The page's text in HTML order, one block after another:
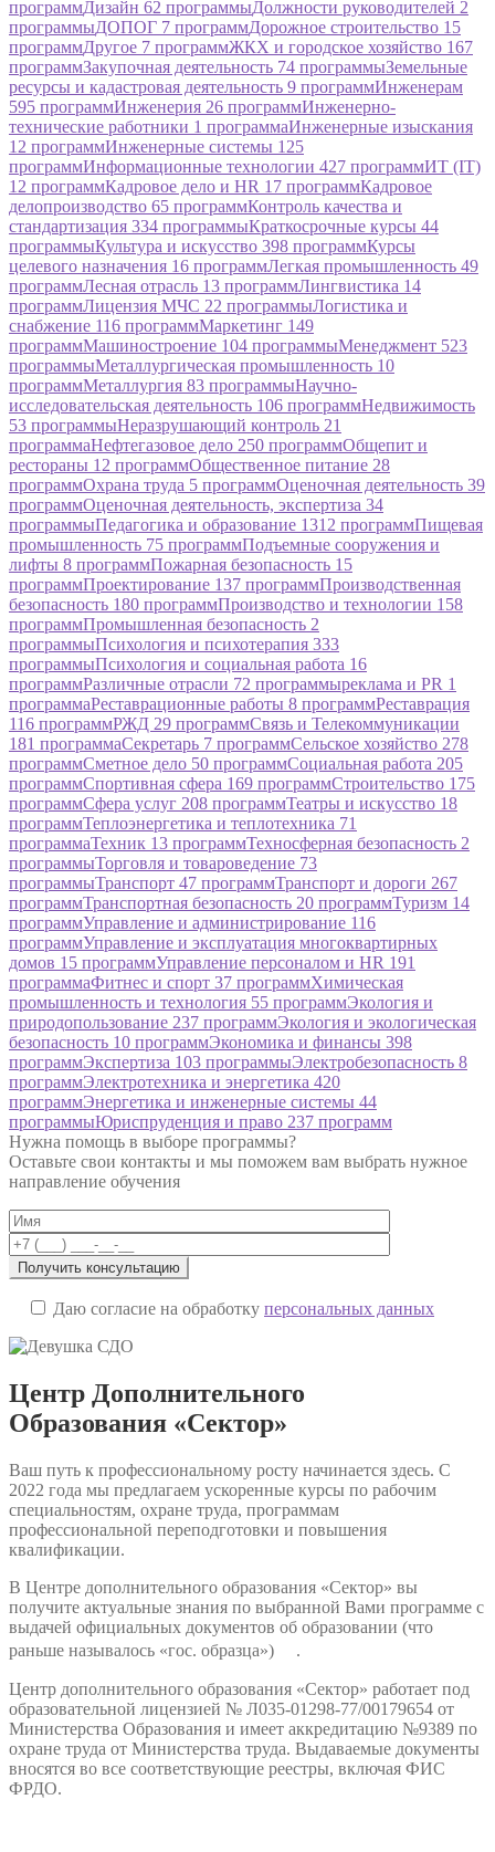
программДизайн 62 программыДолжности руководителей 2
программыДОПОГ 7 программДорожное строительство 15
программДругое 7 программЖКХ и городское хозяйство 167
программЗакупочная деятельность 74 программыЗемельные
ресурсы и кадастровая деятельность 9 программИнженерам
595 программИнженерия 26 программИнженерно-
технические работники 1 программаИнженерные изыскания
12 программИнженерные системы 125
программИнформационные технологии 427 программИТ (IT)
12 программКадровое дело и HR 17 программКадровое
делопроизводство 65 программКонтроль качества и
стандартизация 334 программыКраткосрочные курсы 44
программыКультура и искусство 398 программКурсы
целевого назначения 16 программЛегкая промышленность 49
программЛесная отрасль 13 программЛингвистика 14
программЛицензия МЧС 22 программыЛогистика и
снабжение 116 программМаркетинг 149
программМашиностроение 104 программыМенеджмент 523
программыМеталлургическая промышленность 10
программМеталлургия 83 программыНаучно-
исследовательская деятельность 106 программНедвижимость
53 программыНеразрушающий контроль 21
программаНефтегазовое дело 250 программОбщепит и
рестораны 12 программОбщественное питание 28
программОхрана труда 5 программОценочная деятельность 39
программОценочная деятельность, экспертиза 34
программыПедагогика и образование 1312 программПищевая
промышленность 75 программПодъемные сооружения и
лифты 8 программПожарная безопасность 15
программПроектирование 137 программПроизводственная
безопасность 180 программПроизводство и технологии 158
программПромышленная безопасность 2
программыПсихология и психотерапия 333
программыПсихология и социальная работа 16
программРазличные отрасли 72 программыреклама и PR 1
программаРеставрационные работы 8 программРеставрация
116 программРЖД 29 программСвязь и Телекоммуникации
181 программаСекретарь 7 программСельское хозяйство 278
программСметное дело 50 программСоциальная работа 205
программСпортивная сфера 169 программСтроительство 175
программСфера услуг 208 программТеатры и искусство 18
программТеплоэнергетика и теплотехника 71
программаТехник 13 программТехносферная безопасность 2
программыТорговля и товароведение 73
программыТранспорт 47 программТранспорт и дороги 267
программТранспортная безопасность 20 программТуризм 14
программУправление и администрирование 116
программУправление и эксплуатация многоквартирных
домов 15 программУправление персоналом и HR 191
программаФитнес и спорт 37 программХимическая
промышленность и технология 55 программЭкология и
природопользование 237 программЭкология и экологическая
безопасность 10 программЭкономика и финансы 398
программЭкспертиза 103 программыЭлектробезопасность 8
программЭлектротехника и энергетика 420
программЭнергетика и инженерные системы 44
программыЮриспруденция и право 237 программ
Нужна помощь в выборе программы?
Оставьте свои контакты и мы поможем вам выбрать нужное
направление обучения
Даю согласие на обработку персональных данных
Центр Дополнительного
Образования «Сектор»
Ваш путь к профессиональному росту начинается здесь. С
2022 года мы предлагаем ускоренные курсы по рабочим
специальностям, охране труда, программам
профессиональной переподготовки и повышения
квалификации.
В Центре дополнительного образования «Сектор» вы
получите актуальные знания по выбранной Вами программе с
выдачей официальных документов об образовании (что
раньше называлось «гос. образца») .
Центр дополнительного образования «Сектор» работает под
образовательной лицензией № Л035-01298-77/00179654 от
Министерства Образования и имеет аккредитацию №9389 по
охране труда от Министерства труда. Выдаваемые документы
вносятся во все соответствующие реестры, включая ФИС
ФРДО.